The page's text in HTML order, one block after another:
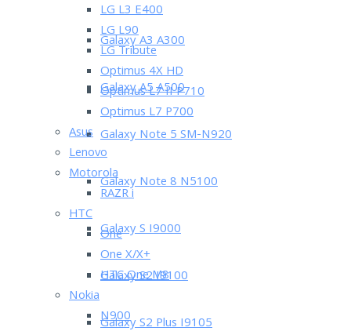
Galaxy A3 A300
Galaxy A5 A500
Galaxy Note 5 SM-N920
Galaxy Note 8 N5100
Galaxy S I9000
Galaxy S2 I9100
Galaxy S2 Plus I9105
LG L3 E400
LG L90
LG Tribute
Optimus 4X HD
Optimus L7 II P710
Optimus L7 P700
Asus
Lenovo
Motorola
RAZR i
HTC
One
One X/X+
HTC One M8
Nokia
N900